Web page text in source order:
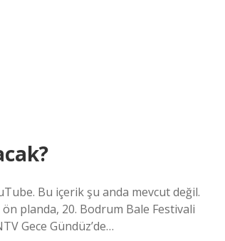
Bu içerik şu anda mevcut değil.
planda, 20. Bodrum Bale Festivali
Gece Gündüz’de…